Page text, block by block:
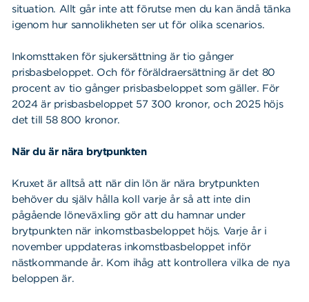
situation. Allt går inte att förutse men du kan ändå tänka
igenom hur sannolikheten ser ut för olika scenarios.
Inkomsttaken för sjukersättning är tio gånger
prisbasbeloppet. Och för föräldraersättning är det 80
procent av tio gånger prisbasbeloppet som gäller. För
2024 är prisbasbeloppet 57 300 kronor, och 2025 höjs
det till 58 800 kronor.
När du är nära brytpunkten
Kruxet är alltså att när din lön är nära brytpunkten
behöver du själv hålla koll varje år så att inte din
pågående löneväxling gör att du hamnar under
brytpunkten när inkomstbasbeloppet höjs. Varje år i
november uppdateras inkomstbasbeloppet inför
nästkommande år. Kom ihåg att kontrollera vilka de nya
beloppen är.